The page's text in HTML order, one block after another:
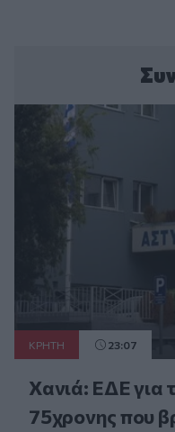
ΚΡΗΤΗ 23:07
Χανιά: ΕΔΕ για
75χρονης που